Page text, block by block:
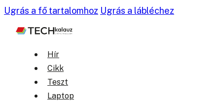
Ugrás a fő tartalomhoz Ugrás a lábléchez
Hír
Cikk
Teszt
Laptop